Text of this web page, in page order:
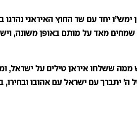
יחד עם שר החוץ האיראני נהרגו
מאד על מותם באופן משונה, ויש
ששלחו איראן טילים על ישראל,
ה’ יתברך עם ישראל עם אהובו ובחירו,